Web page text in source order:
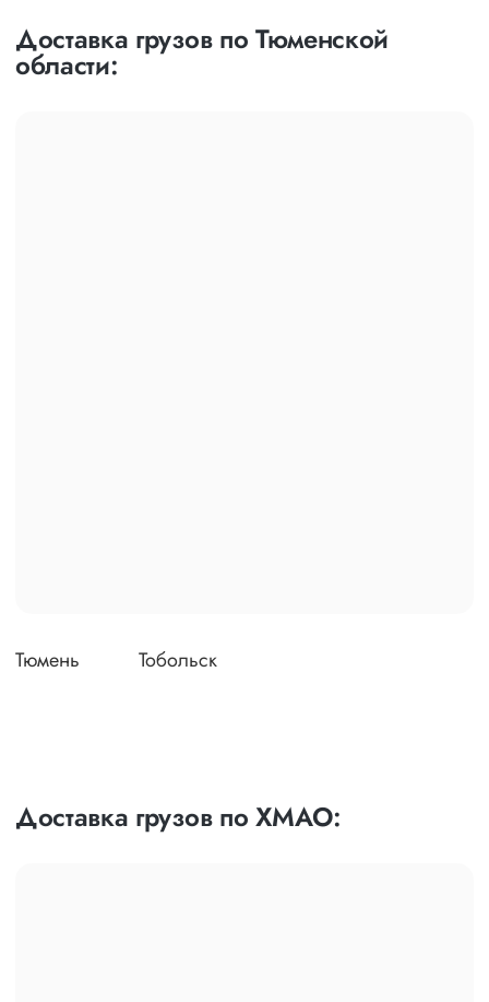
Доставка грузов по Тюменской
области:
Тюмень Тобольск
Доставка грузов по ХМАО: